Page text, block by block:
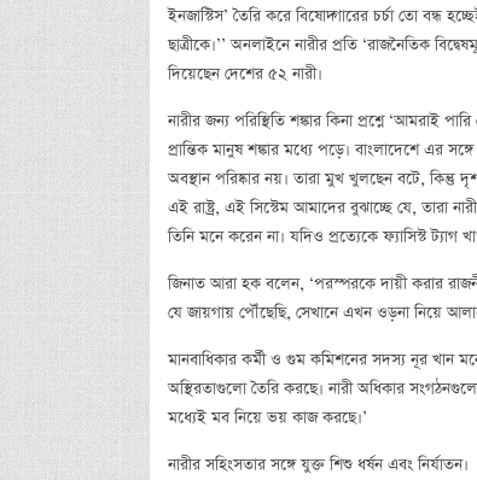
ইনজাস্টিস’ তৈরি করে বিষোদ্গারের চর্চা তো বন্ধ
ছাত্রীকে।’’ অনলাইনে নারীর প্রতি ‘রাজনৈতিক
দিয়েছেন দেশের ৫২ নারী।
নারীর জন্য পরিস্থিতি শঙ্কার কিনা প্রশ্নে ‘আমরাই
প্রান্তিক মানুষ শঙ্কার মধ্যে পড়ে। বাংলাদেশে এর
অবস্থান পরিষ্কার নয়। তারা মুখ খুলছেন বটে, কিন্তু
এই রাষ্ট্র, এই সিস্টেম আমাদের বুঝাচ্ছে যে, তারা
তিনি মনে করেন না। যদিও প্রত্যেকে ফ্যাসিস্ট
জিনাত আরা হক বলেন, ‘পরস্পরকে দায়ী করার
যে জায়গায় পৌঁছেছি, সেখানে এখন ওড়না নিয়ে
মানবাধিকার কর্মী ও গুম কমিশনের সদস্য নূর খান
অস্থিরতাগুলো তৈরি করছে। নারী অধিকার
মধ্যেই মব নিয়ে ভয় কাজ করছে।’
নারীর সহিংসতার সঙ্গে যুক্ত শিশু ধর্ষন এবং